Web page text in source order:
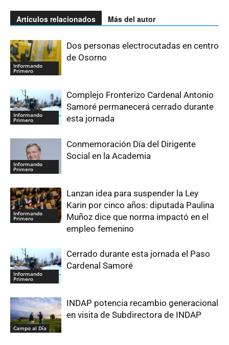
Artículos relacionados Más del autor
Informando
Primero
Dos personas electrocutadas en centro
de Osorno
Informando
Primero
Complejo Fronterizo Cardenal Antonio
Samoré permanecerá cerrado durante
esta jornada
Informando
Primero
Conmemoración Día del Dirigente
Social en la Academia
Informando
Primero
Lanzan idea para suspender la Ley
Karin por cinco años: diputada Paulina
Muñoz dice que norma impactó en el
empleo femenino
Informando
Primero
Cerrado durante esta jornada el Paso
Cardenal Samoré
Campo al Día
INDAP potencia recambio generacional
en visita de Subdirectora de INDAP